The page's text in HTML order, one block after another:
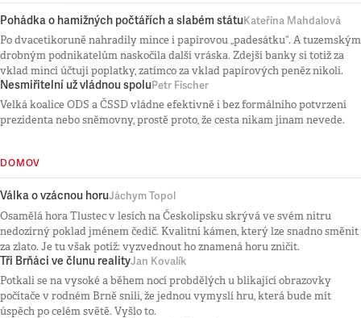
Pohádka o hamižných počtářích a slabém státuKateřina Mahdalová
Po dvacetikoruně nahradily mince i papírovou „padesátku“. A tuzemským
drobným podnikatelům naskočila další vráska. Zdejší banky si totiž za
vklad mincí účtují poplatky, zatímco za vklad papírových peněz nikoli.
Nesmiřitelní už vládnou spoluPetr Fischer
Velká koalice ODS a ČSSD vládne efektivně i bez formálního potvrzení
prezidenta nebo sněmovny, prostě proto, že cesta nikam jinam nevede.
DOMOV
Válka o vzácnou horuJáchym Topol
Osamělá hora Tlustec v lesích na Českolipsku skrývá ve svém nitru
nedozírný poklad jménem čedič. Kvalitní kámen, který lze snadno směnit
za zlato. Je tu však potíž: vyzvednout ho znamená horu zničit.
Tři Brňáci ve člunu realityJan Kovalík
Potkali se na vysoké a během nocí probdělých u blikající obrazovky
počítače v rodném Brně snili, že jednou vymyslí hru, která bude mít
úspěch po celém světě. Vyšlo to.